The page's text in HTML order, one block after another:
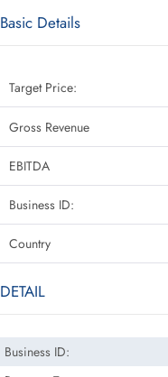
Basic Details
Target Price:
Gross Revenue
EBITDA
Business ID:
Country
DETAIL
Business ID: